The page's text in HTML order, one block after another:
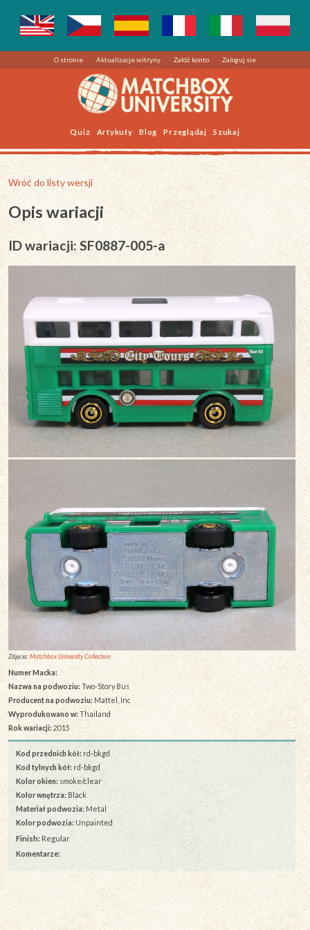
O stronie Aktualizacje witryny Załóż konto Zaloguj sie
Quiz Artykuły Blog Przeglądaj Szukaj
Wróć do listy wersji
Opis wariacji
ID wariacji: SF0887-005-a
Zdjęcia:Matchbox University Collection
Numer Macka:
Nazwa na podwoziu:Two-Story Bus
Producent na podwoziu: Mattel, Inc
Wyprodukowano w: Thailand
Rok wariacji:2015
Kod przednich kół: rd-bkgd
Kod tylnych kół: rd-bkgd
Kolor okien: smoke/clear
Kolor wnętrza: Black
Materiał podwozia: Metal
Kolor podwozia: Unpainted
Finish: Regular
Komentarze: